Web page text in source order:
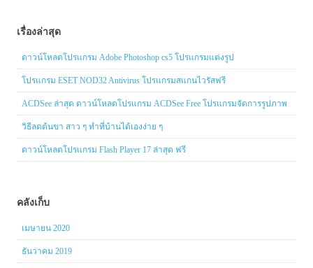
เรื่องล่าสุด
ดาวน์โหลดโปรแกรม Adobe Photoshop cs5 โปรแกรมแต่งรูป
โปรแกรม ESET NOD32 Antivirus โปรแกรมสแกนไวรัสฟรี
ACDSee ล่าสุด ดาวน์โหลดโปรแกรม ACDSee Free โปรแกรมจัดการรูปภาพ
วิธีลดต้นขา สาว ๆ ทำที่บ้านได้เองง่าย ๆ
ดาวน์โหลดโปรแกรม Flash Player 17 ล่าสุด ฟรี
คลังเก็บ
เมษายน 2020
ธันวาคม 2019